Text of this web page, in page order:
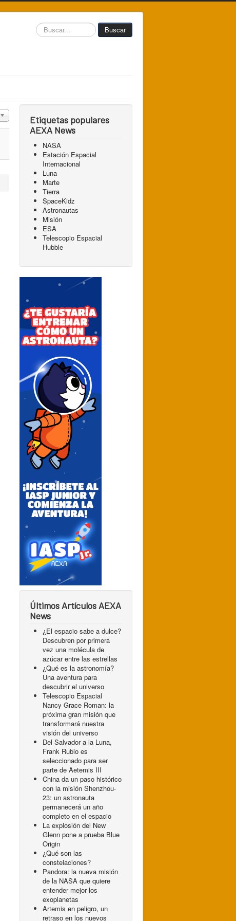
Buscar... Buscar
a mostrar
Etiquetas populares
AEXA News
NASA
Estación Espacial
Internacional
Luna
Marte
Tierra
SpaceKidz
Astronautas
Misión
ESA
Telescopio Espacial
Hubble
Últimos Artículos AEXA
News
¿El espacio sabe a dulce?
Descubren por primera
vez una molécula de
azúcar entre las estrellas
¿Qué es la astronomía?
Una aventura para
descubrir el universo
Telescopio Espacial
Nancy Grace Roman: la
próxima gran misión que
transformará nuestra
visión del universo
Del Salvador a la Luna,
Frank Rubio es
seleccionado para ser
parte de Aetemis III
China da un paso histórico
con la misión Shenzhou-
23: un astronauta
permanecerá un año
completo en el espacio
La explosión del New
Glenn pone a prueba Blue
Origin
¿Qué son las
constelaciones?
Pandora: la nueva misión
de la NASA que quiere
entender mejor los
exoplanetas
Artemis en peligro, un
retraso en los nuevos